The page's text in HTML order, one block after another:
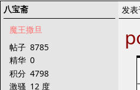
八宝斋
魔王撒旦
帖子 8785
精华 0
积分 4798
激骚 12 度
发